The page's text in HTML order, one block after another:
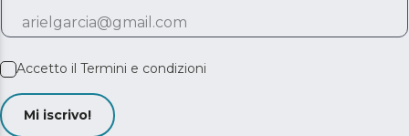
Accetto il Termini e condizioni
Mi iscrivo!